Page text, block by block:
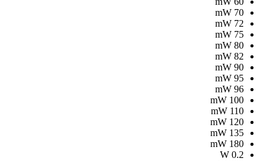
70
mW
72
mW
75
mW
80
mW
82
mW
90
mW
95
mW
96
mW
100
mW
110
mW
120
mW
135
mW
180
mW
0.2
W